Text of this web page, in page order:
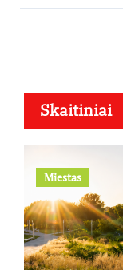
Skaitiniai
Miestas